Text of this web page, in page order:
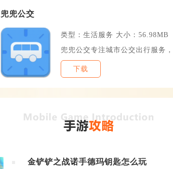
兜兜公交
类型：生活服务 大小：56.98MB
兜兜公交专注城市公交出行服务，
下载
金铲铲之战诺手德玛钥匙怎么玩